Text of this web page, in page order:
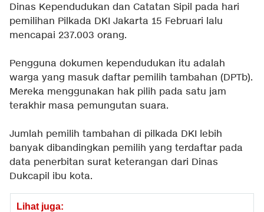
Dinas Kependudukan dan Catatan Sipil pada hari
pemilihan Pilkada DKI Jakarta 15 Februari lalu
mencapai 237.003 orang.
Pengguna dokumen kependudukan itu adalah
warga yang masuk daftar pemilih tambahan (DPTb).
Mereka menggunakan hak pilih pada satu jam
terakhir masa pemungutan suara.
Jumlah pemilih tambahan di pilkada DKI lebih
banyak dibandingkan pemilih yang terdaftar pada
data penerbitan surat keterangan dari Dinas
Dukcapil ibu kota.
Lihat juga: